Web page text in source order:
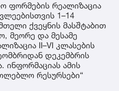
ფორმების რეალიზაცია
1–14
ქვეყნის მასშტაბით
მეორე და მესამე
II–VI კლასების
დეკემბრის
ამის
რესურსები“